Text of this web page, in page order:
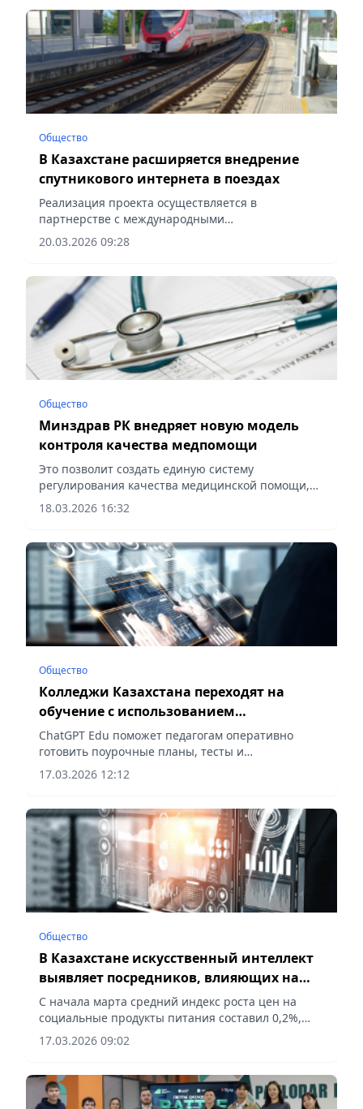
Общество
В Казахстане расширяется внедрение
спутникового интернета в поездах
Реализация проекта осуществляется в
партнерстве с международными
технологическими компаниями, сообщает
Vecher.kz.
20.03.2026 09:28
Общество
Минздрав РК внедряет новую модель
контроля качества медпомощи
Это позволит создать единую систему
регулирования качества медицинской помощи,
повысить прозрачность работы медицинских
организаций, сообщает Vecher.kz.
18.03.2026 16:32
Общество
Колледжи Казахстана переходят на
обучение с использованием
искусственного интеллекта
ChatGPT Edu поможет педагогам оперативно
готовить поурочные планы, тесты и
практические кейсы, сообщает Vecher.kz.
17.03.2026 12:12
Общество
В Казахстане искусственный интеллект
выявляет посредников, влияющих на
рост цен на социальные продукты
С начала марта средний индекс роста цен на
социальные продукты питания составил 0,2%,
сообщает Vecher.kz.
17.03.2026 09:02